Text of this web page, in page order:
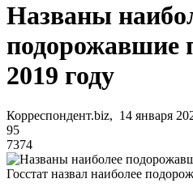
Названы
подорожавшие
2019 году
Корреспондент.biz, 14 января
95
7374
Госстат назвал наиболее